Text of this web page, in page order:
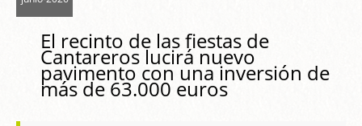
El recinto de las fiestas de
Cantareros lucirá nuevo
pavimento con una inversión de
más de 63.000 euros